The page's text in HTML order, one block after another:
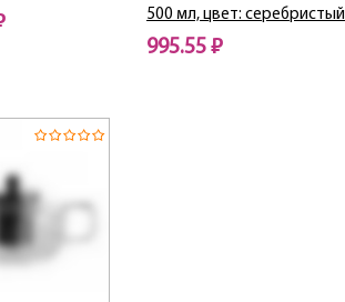
500 мл, цвет: серебристый
995.55 ₽